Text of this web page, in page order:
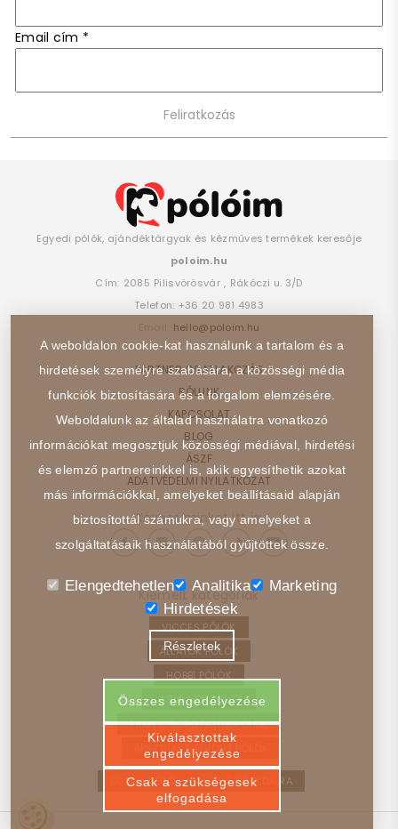
Email cím *
Egyedi pólók, ajándéktárgyak és kézműves termékek keresője
poloim.hu
Cím: 2085 Pilisvörösvár , Rákóczi u. 3/D
Telefon: +36 20 981 4983
hello@poloim.hu
PARTNER CSATLAKOZÁS
RÓLUNK
KAPCSOLAT
BLOG
ÁSZF
ADATVÉDELMI NYILATKOZAT
Kövess minket itt is:
Kiemelt kategóriák
VICCES PÓLÓK
ÁLLATOK PÓLÓK
HOBBI PÓLÓK
JÁRMŰVEK PÓLÓK
FILMEK, SOROZATOK PÓLÓK
ABSZTRAKT, ELVONT PÓLÓK
EGYEDI PÓLÓ – VISSZA A FŐOLDALRA
A weboldalon cookie-kat használunk a tartalom és a
hirdetések személyre szabására, a közösségi média
funkciók biztosítására és a forgalom elemzésére.
Weboldalunk az általad használatra vonatkozó
információkat megosztjuk közösségi médiával, hirdetési
és elemző partnereinkkel is, akik egyesíthetik azokat
más információkkal, amelyeket beállításaid alapján
biztosítottál számukra, vagy amelyeket a
szolgáltatásaik használatából gyűjtöttek össze.
Elengedtehetlen Analitika
Marketing
Hirdetések
Részletek
Összes engedélyezése
Kiválasztottak
engedélyezése
Csak a szükségesek
elfogadása